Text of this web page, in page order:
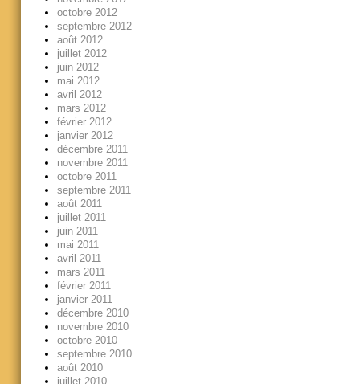
octobre 2012
septembre 2012
août 2012
juillet 2012
juin 2012
mai 2012
avril 2012
mars 2012
février 2012
janvier 2012
décembre 2011
novembre 2011
octobre 2011
septembre 2011
août 2011
juillet 2011
juin 2011
mai 2011
avril 2011
mars 2011
février 2011
janvier 2011
décembre 2010
novembre 2010
octobre 2010
septembre 2010
août 2010
juillet 2010